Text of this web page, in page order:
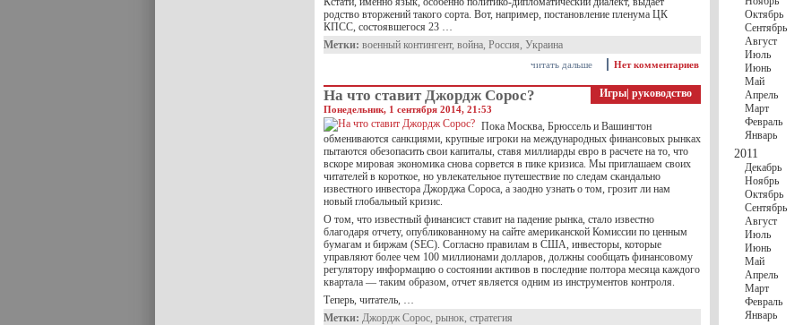
родство вторжений такого сорта. Вот, например, постановление пленума ЦК
КПСС, состоявшегося 23 …
Метки: военный контингент, война, Россия, Украина
Нет комментариев
читать дальше
Игры руководство
На что ставит Джордж Сорос?
Понедельник, 1 сентября 2014, 21:53
Пока Москва, Брюссель и Вашингтон
обмениваются санкциями, крупные игроки на международных финансовых рынках
пытаются обезопасить свои капиталы, ставя миллиарды евро в расчете на то, что
вскоре мировая экономика снова сорвется в пике кризиса. Мы приглашаем своих
читателей в короткое, но увлекательное путешествие по следам скандально
известного инвестора Джорджа Сороса, а заодно узнать о том, грозит ли нам
новый глобальный кризис.
О том, что известный финансист ставит на падение рынка, стало известно
благодаря отчету, опубликованному на сайте американской Комиссии по ценным
бумагам и биржам (SEC). Согласно правилам в США, инвесторы, которые
управляют более чем 100 миллионами долларов, должны сообщать финансовому
регулятору информацию о состоянии активов в последние полтора месяца каждого
квартала — таким образом, отчет является одним из инструментов контроля.
Теперь, читатель, …
Метки: Джордж Сорос, рынок, стратегия
Октябрь
Сентябрь
Август
Июль
Июнь
Май
Апрель
Март
Февраль
Январь
2011
Декабрь
Ноябрь
Октябрь
Сентябрь
Август
Июль
Июнь
Май
Апрель
Март
Февраль
Январь